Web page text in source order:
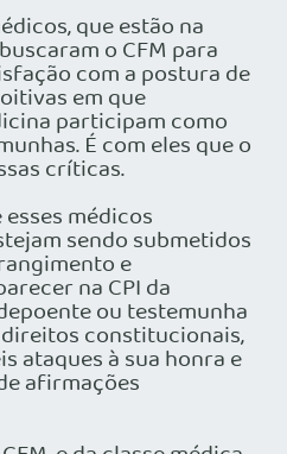
que estão na
o CFM para
com a postura de
em que
participam como
É com eles que o
críticas.
médicos
sendo submetidos
e
na CPI da
ou testemunha
constitucionais,
ataques à sua honra e
afirmações